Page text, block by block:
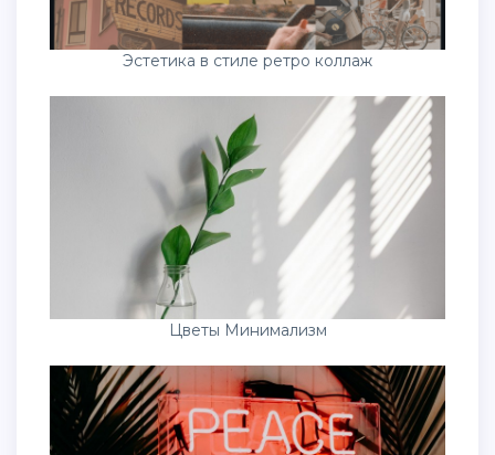
Эстетика в стиле ретро коллаж
Цветы Минимализм